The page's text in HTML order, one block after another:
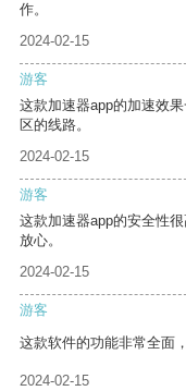
作。
2024-02-15
游客
这款加速器app的加速效
区的线路。
2024-02-15
游客
这款加速器app的安全性
放心。
2024-02-15
游客
这款软件的功能非常全面
2024-02-15